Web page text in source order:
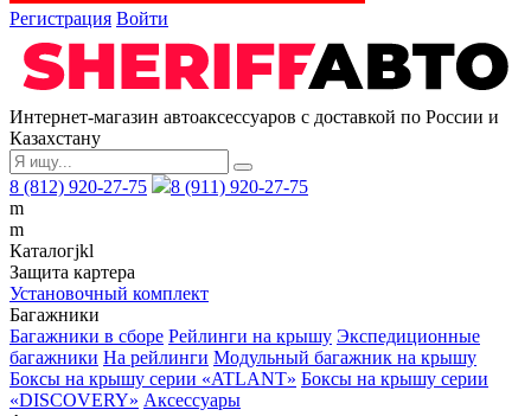
Регистрация Войти
Интернет-магазин автоаксессуаров с доставкой по России и
Казахстану
8 (812) 920-27-75
8 (911) 920-27-75
m
m
Каталогjkl
Защита картера
Установочный комплект
Багажники
Багажники в сборе Рейлинги на крышу Экспедиционные
багажники На рейлинги Модульный багажник на крышу
Боксы на крышу серии «ATLANT» Боксы на крышу серии
«DISCOVERY» Аксессуары